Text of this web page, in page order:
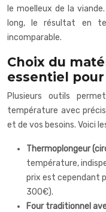
le moelleux de la
long, le résultat en
incomparable.
Choix du
essentiel pour
Plusieurs outils
température avec
et de vos besoins. Voici
Thermoplongeur
température,
prix est cependant
300€).
Four traditionnel